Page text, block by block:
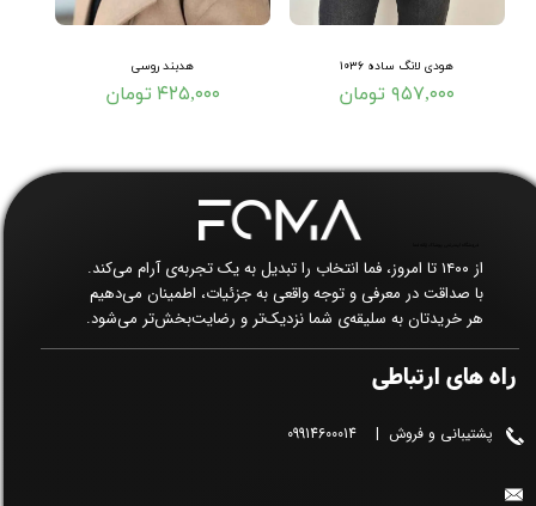
هدبند روسی
۴۲۵,۰۰۰ تومان
هودی لانگ ساده ۱۰۳۶
۹۵۷,۰۰۰ تومان
راه های ارتباطی
پشتیبانی و فروش | 09914600014
از ۱۴۰۰ تا امروز، فما انتخاب را تبدیل به یک تجربه‌ی آرام می‌کند.
با صداقت در معرفی و توجه واقعی به جزئیات، اطمینان می‌دهیم
هر خریدتان به سلیقه‌ی شما نزدیک‌تر و رضایت‌بخش‌تر می‌شود.